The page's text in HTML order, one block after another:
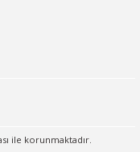
ile korunmaktadır.